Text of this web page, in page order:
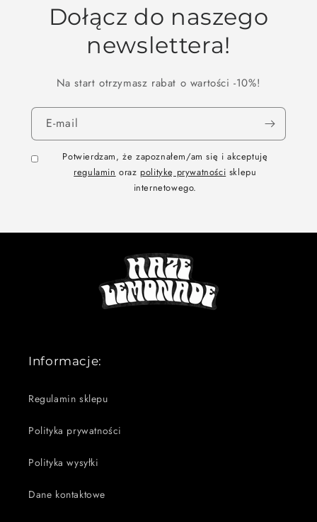
Dołącz do naszego
newslettera!
Na start otrzymasz rabat o wartości -10%!
E-mail
Potwierdzam, że zapoznałem/am się i akceptuję
regulamin oraz politykę prywatności sklepu
internetowego.
Informacje:
Regulamin sklepu
Polityka prywatności
Polityka wysyłki
Dane kontaktowe